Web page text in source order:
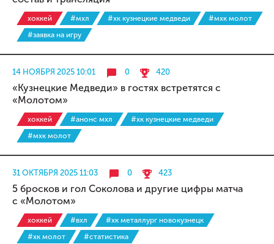
хоккей #мхл #хк кузнецкие медведи
#мхк молот
#заявка на игру
14 НОЯБРЯ 2025 10:01 0 420
«Кузнецкие Медведи» в гостях встретятся с
«Молотом»
хоккей #анонс мхл
#хк кузнецкие медведи
#мхк молот
31 ОКТЯБРЯ 2025 11:03 0 423
5 бросков и гол Соколова и другие цифры матча
с «Молотом»
хоккей #вхл
#хк металлург новокузнецк
#хк молот
#статистика